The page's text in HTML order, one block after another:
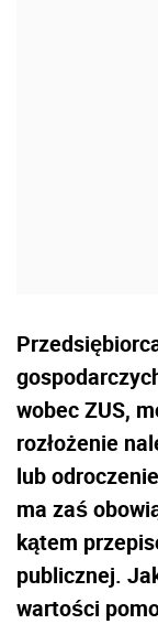
wobec ZUS,
rozłożenie
lub
ma zaś
kątem
publicznej.
wartości